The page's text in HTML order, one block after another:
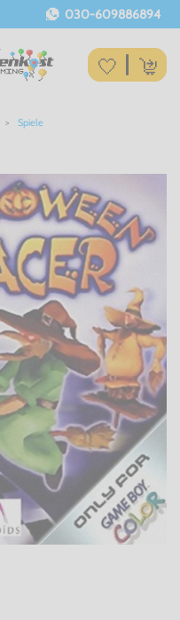
030-609886894
Spiele